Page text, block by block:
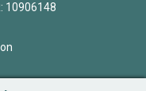
10906148